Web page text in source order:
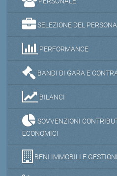
SELEZIONE DEL
PERFORMANCE
BANDI DI GARA E
BILANCI
SOVVENZIONI
ECONOMICI
BENI IMMOBILI E